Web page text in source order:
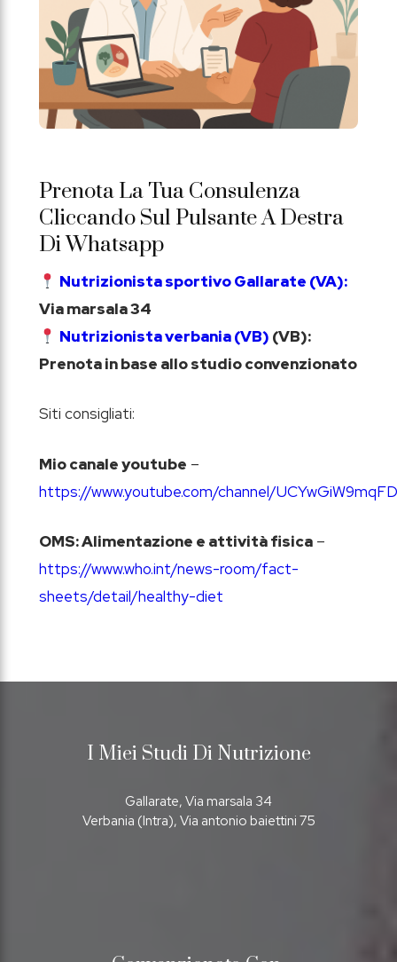
Prenota La Tua Consulenza
Cliccando Sul Pulsante A Destra
Di Whatsapp
Nutrizionista sportivo Gallarate (VA):
Via marsala 34
Nutrizionista verbania (VB) (VB):
Prenota in base allo studio convenzionato
Siti consigliati:
Mio canale youtube –
https://www.youtube.com/channel/
OMS: Alimentazione e attività fisica –
https://www.who.int/news-room/fact-
sheets/detail/healthy-diet
I Miei Studi Di Nutrizione
Gallarate, Via marsala 34
Verbania (Intra), Via antonio baiettini 75